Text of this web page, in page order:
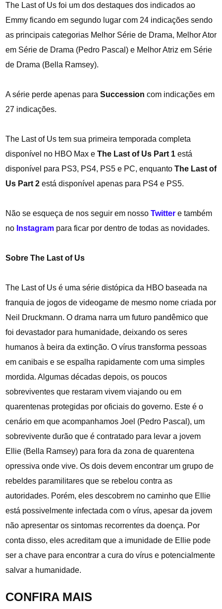
The Last of Us foi um dos destaques dos indicados ao
Emmy ficando em segundo lugar com 24 indicações sendo
as principais categorias Melhor Série de Drama, Melhor Ator
em Série de Drama (Pedro Pascal) e Melhor Atriz em Série
de Drama (Bella Ramsey).
A série perde apenas paraSuccessioncom indicações em
27 indicações.
The Last of Us tem sua primeira temporada completa
disponível no HBO Max eThe Last of Us Part 1 está
disponível para PS3, PS4, PS5 e PC, enquantoThe Last of
Us Part 2 está disponível apenas para PS4 e PS5.
Não se esqueça de nos seguir em nossoTwitter e também
no Instagram para ficar por dentro de todas as novidades.
Sobre The Last of Us
The Last of Us é uma série distópica da HBO baseada na
franquia de jogos de videogame de mesmo nome criada por
Neil Druckmann. O drama narra um futuro pandêmico que
foi devastador para humanidade, deixando os seres
humanos à beira da extinção. O vírus transforma pessoas
em canibais e se espalha rapidamente com uma simples
mordida. Algumas décadas depois, os poucos
sobreviventes que restaram vivem viajando ou em
quarentenas protegidas por oficiais do governo. Este é o
cenário em que acompanhamos Joel (Pedro Pascal), um
sobrevivente durão que é contratado para levar a jovem
Ellie (Bella Ramsey) para fora da zona de quarentena
opressiva onde vive. Os dois devem encontrar um grupo de
rebeldes paramilitares que se rebelou contra as
autoridades. Porém, eles descobrem no caminho que Ellie
está possivelmente infectada com o vírus, apesar da jovem
não apresentar os sintomas recorrentes da doença. Por
conta disso, eles acreditam que a imunidade de Ellie pode
ser a chave para encontrar a cura do vírus e potencialmente
salvar a humanidade.
CONFIRA MAIS